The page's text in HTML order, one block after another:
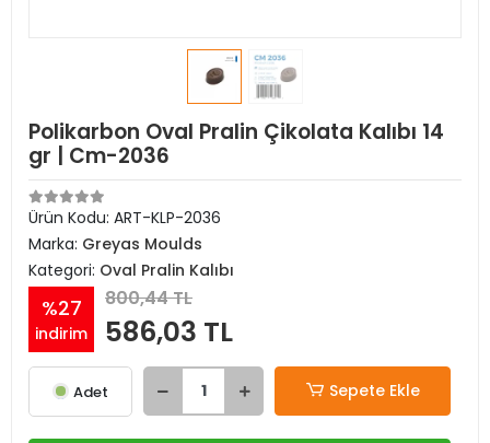
Polikarbon Oval Pralin Çikolata Kalıbı 14
gr | Cm-2036
Ürün Kodu: ART-KLP-2036
Marka: Greyas Moulds
Kategori: Oval Pralin Kalıbı
%27
indirim
800,44 TL
586,03 TL
Adet Sepete Ekle